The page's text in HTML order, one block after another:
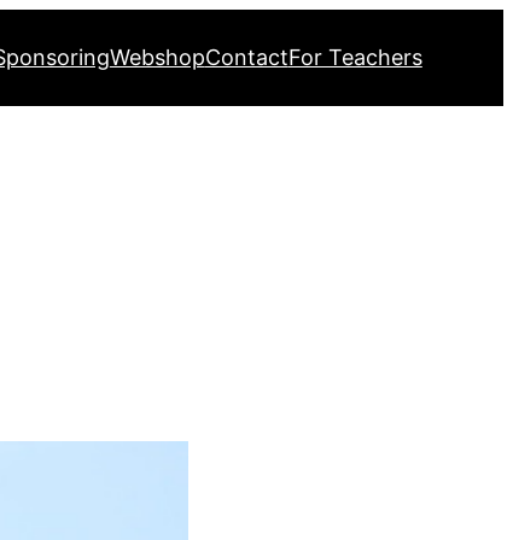
WebshopContactFor Teachers